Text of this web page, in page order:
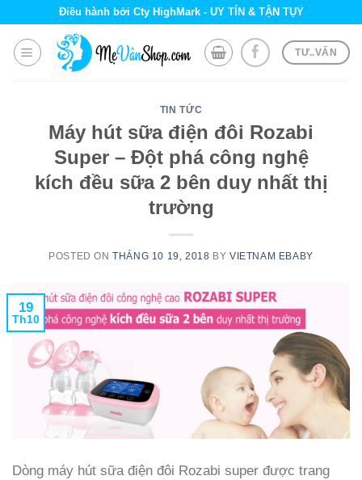
content
Điều hành bởi Cty HighMark - UY TÍN & TẬN TỤY
TƯ..VẤN
TIN TỨC
Máy hút sữa điện đôi Rozabi
Super – Đột phá công nghệ
kích đều sữa 2 bên duy nhất thị
trường
POSTED ONTHÁNG 10 19, 2018 BY VIETNAM EBABY
19
Th10
Dòng máy hút sữa điện đôi Rozabi super được trang